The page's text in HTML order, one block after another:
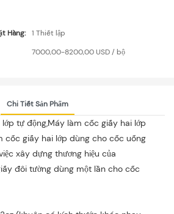
Hàng:
1 Thiết lập
7000,00-8200,00 USD / bộ
Chi Tiết Sản Phẩm
tự động,Máy làm cốc giấy hai lớp
cốc giấy hai lớp dùng cho cốc uống
xây dựng thương hiệu của
đôi tường dùng một lần cho cốc